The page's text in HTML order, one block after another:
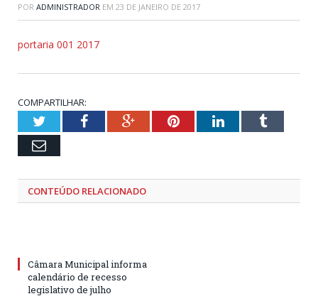
POR ADMINISTRADOR EM 23 DE JANEIRO DE 2017
portaria 001 2017
COMPARTILHAR:
TwitterFacebookGoogle+PinterestLinkedInTumblr
Email
CONTEÚDO RELACIONADO
Câmara Municipal informa
calendário de recesso
legislativo de julho